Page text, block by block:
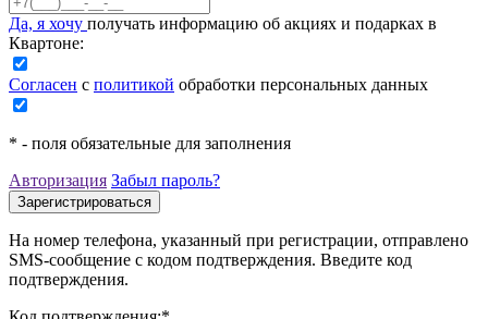
Да, я хочу получать информацию об акциях и подарках в
Квартоне:
Согласен с политикой обработки персональных данных
* - поля обязательные для заполнения
Авторизация Забыл пароль?
На номер телефона, указанный при регистрации, отправлено
SMS-сообщение с кодом подтверждения. Введите код
подтверждения.